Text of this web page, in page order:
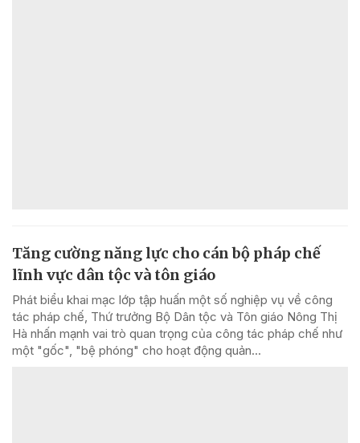
Tăng cường năng lực cho cán bộ pháp chế
lĩnh vực dân tộc và tôn giáo
Phát biểu khai mạc lớp tập huấn một số nghiệp vụ về công
tác pháp chế, Thứ trưởng Bộ Dân tộc và Tôn giáo Nông Thị
Hà nhấn mạnh vai trò quan trọng của công tác pháp chế như
một "gốc", "bệ phóng" cho hoạt động quản...